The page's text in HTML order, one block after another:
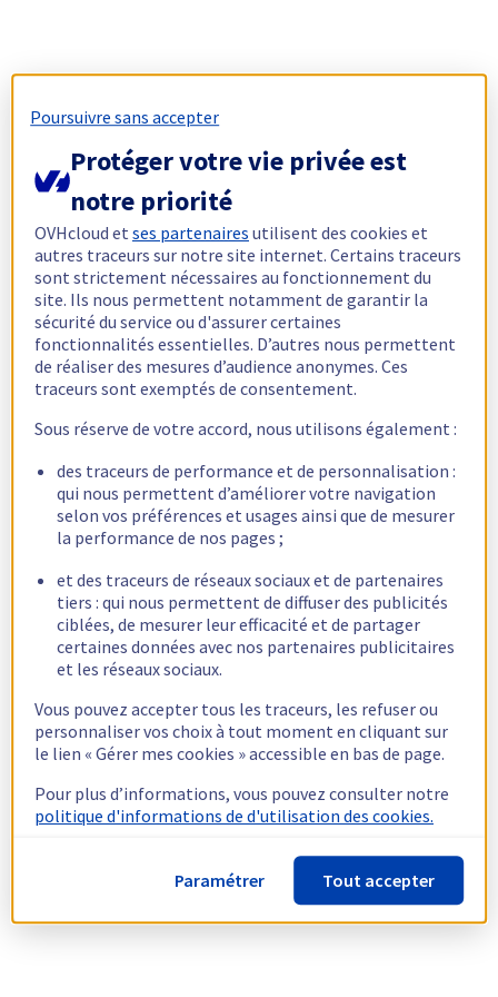
Poursuivre sans accepter
Protéger votre vie privée est
notre priorité
OVHcloud etses partenaires utilisent des cookies et
autres traceurs sur notre site internet. Certains traceurs
sont strictement nécessaires au fonctionnement du
site. Ils nous permettent notamment de garantir la
sécurité du service ou d'assurer certaines
fonctionnalités essentielles. D’autres nous permettent
de réaliser des mesures d’audience anonymes. Ces
traceurs sont exemptés de consentement.
Sous réserve de votre accord, nous utilisons également :
des traceurs de performance et de personnalisation :
qui nous permettent d’améliorer votre navigation
selon vos préférences et usages ainsi que de mesurer
la performance de nos pages ;
et des traceurs de réseaux sociaux et de partenaires
tiers : qui nous permettent de diffuser des publicités
ciblées, de mesurer leur efficacité et de partager
certaines données avec nos partenaires publicitaires
et les réseaux sociaux.
Vous pouvez accepter tous les traceurs, les refuser ou
personnaliser vos choix à tout moment en cliquant sur
le lien « Gérer mes cookies » accessible en bas de page.
Pour plus d’informations, vous pouvez consulter notre
politique d'informations de d'utilisation des cookies.
Paramétrer Tout accepter